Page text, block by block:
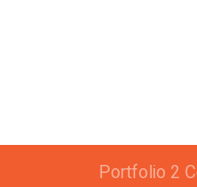
Portfolio 2